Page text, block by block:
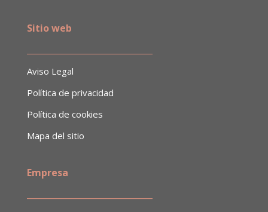
Sitio web
Aviso Legal
Política de privacidad
Política de cookies
Mapa del sitio
Empresa